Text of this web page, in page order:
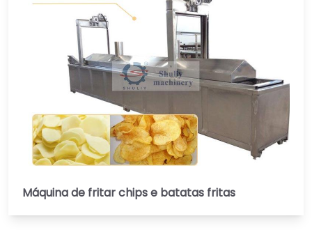
Máquina de fritar chips e batatas fritas